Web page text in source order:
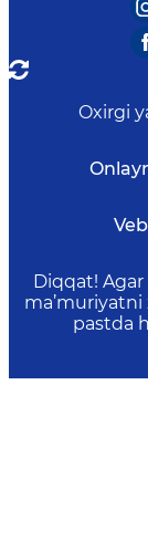
Oxirgi
Diqqat!
pastda